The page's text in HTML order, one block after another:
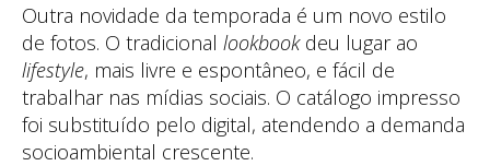
Outra novidade da temporada é um novo estilo
de fotos. O tradicional lookbookdeu lugar ao
lifestyle, mais livre e espontâneo, e fácil de
trabalhar nas mídias sociais. O catálogo impresso
foi substituído pelo digital, atendendo a demanda
socioambiental crescente.